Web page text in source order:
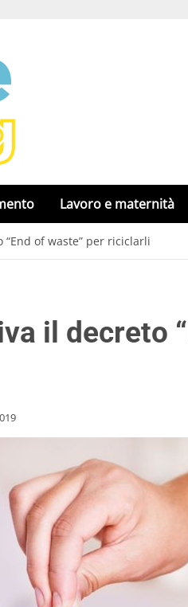
Lavoro e maternità
of waste” per riciclarli
il decreto